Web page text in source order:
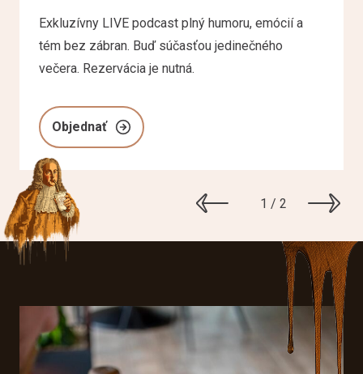
Exkluzívny LIVE podcast plný humoru, emócií a
tém bez zábran. Buď súčasťou jedinečného
večera. Rezervácia je nutná.
Objednať
1 / 2